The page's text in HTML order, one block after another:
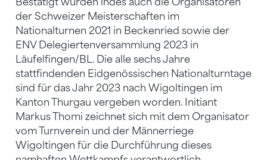
der Schweizer Meisterschaften im
Nationalturnen 2021 in Beckenried sowie der
ENV Delegiertenversammlung 2023 in
Läufelfingen/BL. Die alle sechs Jahre
stattfindenden Eidgenössischen Nationalturntage
sind für das Jahr 2023 nach Wigoltingen im
Kanton Thurgau vergeben worden. Initiant
Markus Thomi zeichnet sich mit dem Organisator
vom Turnverein und der Männerriege
Wigoltingen für die Durchführung dieses